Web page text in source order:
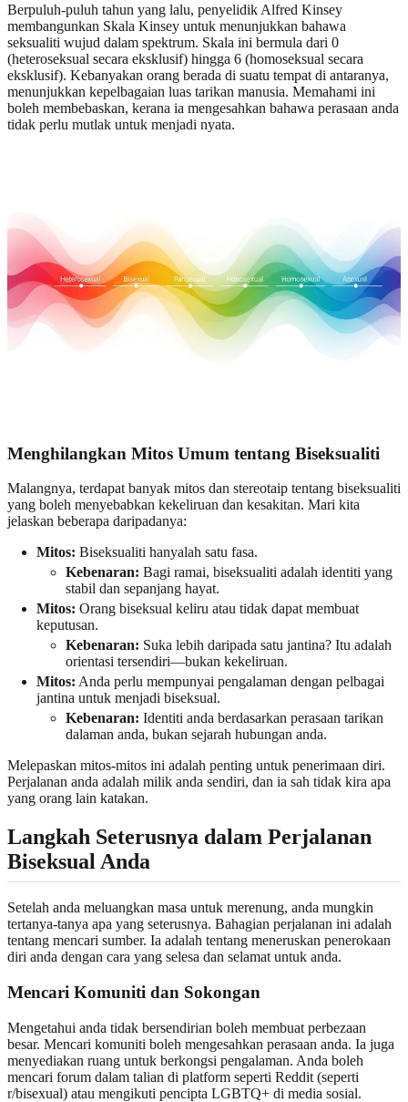
Berpuluh-puluh tahun yang lalu, penyelidik Alfred Kinsey
membangunkan Skala Kinsey untuk menunjukkan bahawa
seksualiti wujud dalam spektrum. Skala ini bermula dari 0
(heteroseksual secara eksklusif) hingga 6 (homoseksual secara
eksklusif). Kebanyakan orang berada di suatu tempat di antaranya,
menunjukkan kepelbagaian luas tarikan manusia. Memahami ini
boleh membebaskan, kerana ia mengesahkan bahawa perasaan anda
tidak perlu mutlak untuk menjadi nyata.
Menghilangkan Mitos Umum tentang Biseksualiti
Malangnya, terdapat banyak mitos dan stereotaip tentang biseksualiti
yang boleh menyebabkan kekeliruan dan kesakitan. Mari kita
jelaskan beberapa daripadanya:
Mitos: Biseksualiti hanyalah satu fasa.
Kebenaran: Bagi ramai, biseksualiti adalah identiti yang
stabil dan sepanjang hayat.
Mitos: Orang biseksual keliru atau tidak dapat membuat
keputusan.
Kebenaran: Suka lebih daripada satu jantina? Itu adalah
orientasi tersendiri—bukan kekeliruan.
Mitos: Anda perlu mempunyai pengalaman dengan pelbagai
jantina untuk menjadi biseksual.
Kebenaran: Identiti anda berdasarkan perasaan tarikan
dalaman anda, bukan sejarah hubungan anda.
Melepaskan mitos-mitos ini adalah penting untuk penerimaan diri.
Perjalanan anda adalah milik anda sendiri, dan ia sah tidak kira apa
yang orang lain katakan.
Langkah Seterusnya dalam Perjalanan
Biseksual Anda
Setelah anda meluangkan masa untuk merenung, anda mungkin
tertanya-tanya apa yang seterusnya. Bahagian perjalanan ini adalah
tentang mencari sumber. Ia adalah tentang meneruskan penerokaan
diri anda dengan cara yang selesa dan selamat untuk anda.
Mencari Komuniti dan Sokongan
Mengetahui anda tidak bersendirian boleh membuat perbezaan
besar. Mencari komuniti boleh mengesahkan perasaan anda. Ia juga
menyediakan ruang untuk berkongsi pengalaman. Anda boleh
mencari forum dalam talian di platform seperti Reddit (seperti
r/bisexual) atau mengikuti pencipta LGBTQ+ di media sosial.